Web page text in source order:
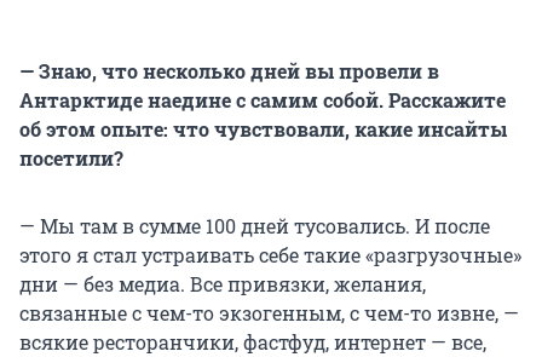
— Знаю, что несколько дней вы провели в
Антарктиде наедине с самим собой. Расскажите
об этом опыте: что чувствовали, какие инсайты
посетили?
— Мы там в сумме 100 дней тусовались. И после
этого я стал устраивать себе такие «разгрузочные»
дни — без медиа. Все привязки, желания,
связанные с чем-то экзогенным, с чем-то извне, —
всякие ресторанчики, фастфуд, интернет — все,